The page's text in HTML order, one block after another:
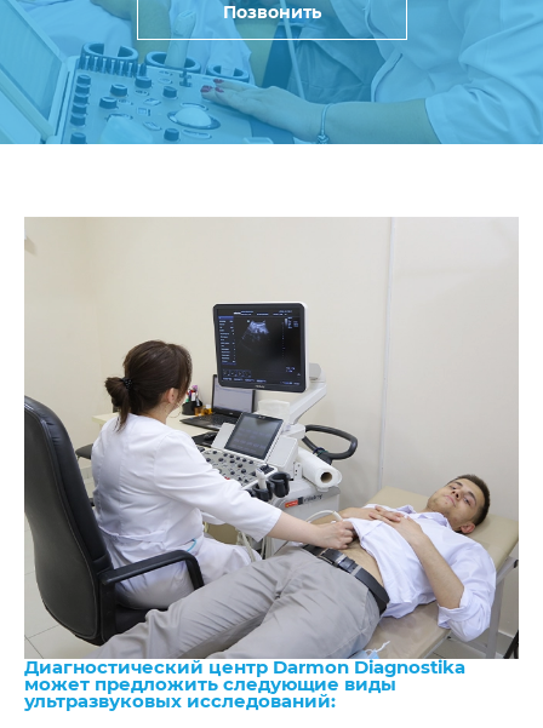
Позвонить
Диагностический центр Darmon Diagnostika
может предложить следующие виды
ультразвуковых исследований: